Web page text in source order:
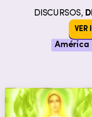
DISCURSOS,
VER
América